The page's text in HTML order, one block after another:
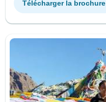
Télécharger la brochure